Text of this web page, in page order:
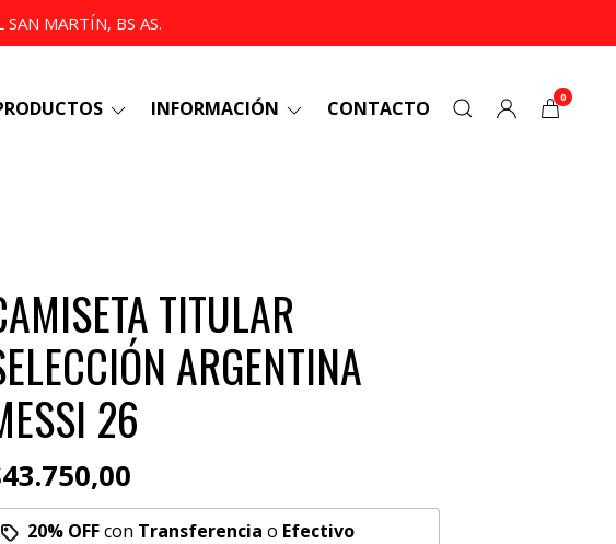
MARTÍN, BS AS.
INFORMACIÓN CONTACTO 0
TITULAR
ARGENTINA
26
20% OFFcon Transferencia o Efectivo